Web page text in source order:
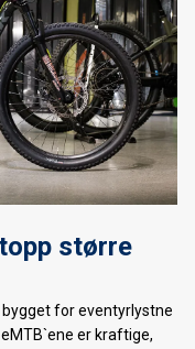
større
for eventyrlystne
er kraftige,